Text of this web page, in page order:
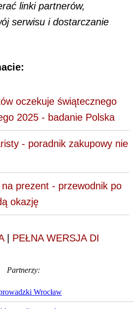
linki partnerów,
serwisu i dostarczanie
oczekuje świątecznego
2025 - badanie Polska
- poradnik zakupowy nie
prezent - przewodnik po
okazję
| PEŁNA WERSJA DI
Partnerzy:
Wrocław